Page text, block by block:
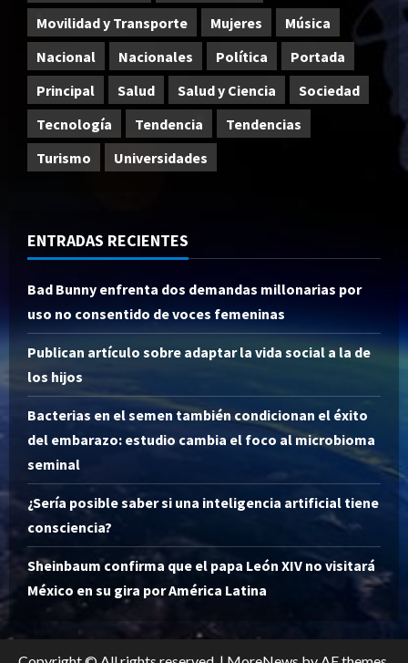
Movilidad y Transporte
Mujeres
Música
Nacional
Nacionales Política
Portada
Principal
Salud Salud y Ciencia
Sociedad
Tecnología
Tendencia
Tendencias
Turismo
Universidades
ENTRADAS RECIENTES
Bad Bunny enfrenta dos demandas millonarias por
uso no consentido de voces femeninas
Publican artículo sobre adaptar la vida social a la de
los hijos
Bacterias en el semen también condicionan el éxito
del embarazo: estudio cambia el foco al microbioma
seminal
¿Sería posible saber si una inteligencia artificial tiene
consciencia?
Sheinbaum confirma que el papa León XIV no visitará
México en su gira por América Latina